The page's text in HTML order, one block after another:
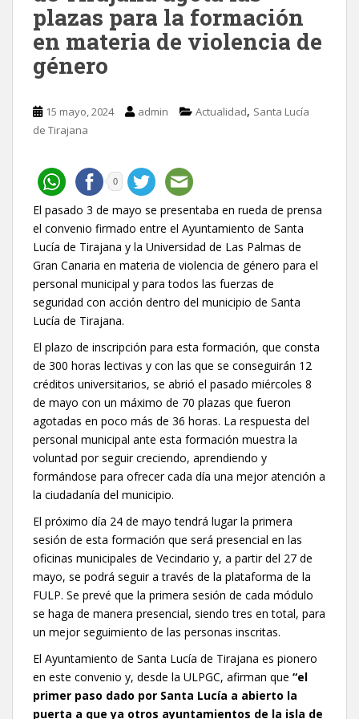
plazas para la formación
en materia de violencia de
género
15 mayo, 2024 admin Actualidad, Santa Lucía
de Tirajana
0
El pasado 3 de mayo se presentaba en rueda de prensa
el convenio firmado entre el Ayuntamiento de Santa
Lucía de Tirajana y la Universidad de Las Palmas de
Gran Canaria en materia de violencia de género para el
personal municipal y para todos las fuerzas de
seguridad con acción dentro del municipio de Santa
Lucía de Tirajana.
El plazo de inscripción para esta formación, que consta
de 300 horas lectivas y con las que se conseguirán 12
créditos universitarios, se abrió el pasado miércoles 8
de mayo con un máximo de 70 plazas que fueron
agotadas en poco más de 36 horas. La respuesta del
personal municipal ante esta formación muestra la
voluntad por seguir creciendo, aprendiendo y
formándose para ofrecer cada día una mejor atención a
la ciudadanía del municipio.
El próximo día 24 de mayo tendrá lugar la primera
sesión de esta formación que será presencial en las
oficinas municipales de Vecindario y, a partir del 27 de
mayo, se podrá seguir a través de la plataforma de la
FULP. Se prevé que la primera sesión de cada módulo
se haga de manera presencial, siendo tres en total, para
un mejor seguimiento de las personas inscritas.
El Ayuntamiento de Santa Lucía de Tirajana es pionero
en este convenio y, desde la ULPGC, afirman que “el
primer paso dado por Santa Lucía a abierto la
puerta a que ya otros ayuntamientos de la isla de